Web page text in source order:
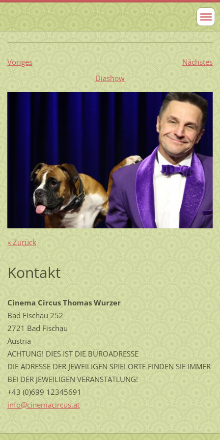
Voriges
Nächstes
Diashow
« Zurück
Kontakt
Cinema Circus Thomas Wurzer
Bad Fischau 252
2721 Bad Fischau
Austria
ACHTUNG! DIES IST DIE BÜROADRESSE
DIE ADRESSE DER JEWEILIGEN SPIELORTE FINDEN SIE IMMER
BEI DER JEWEILIGEN VERANSTATLUNG!
+43 (0)699 12345691
info@cinemacircus.at